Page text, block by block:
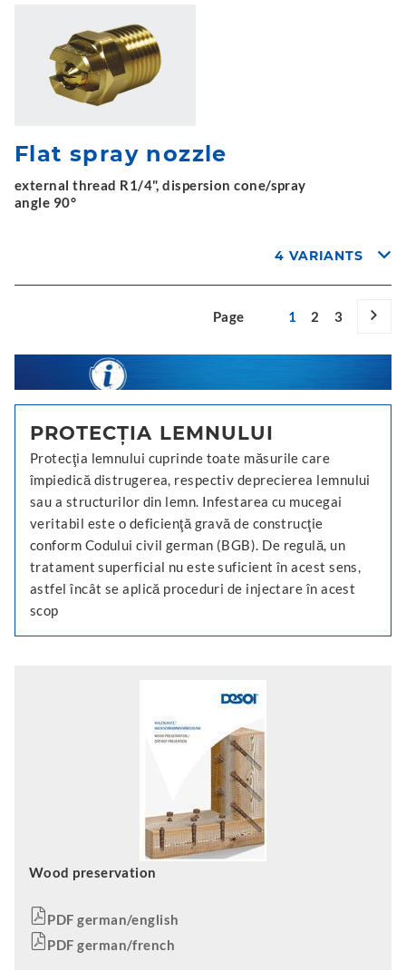
Flat spray nozzle
external thread R1/4", dispersion cone/spray
angle 90°
4 VARIANTS
Page 1 2 3
PROTECŢIA LEMNULUI
Protecţia lemnului cuprinde toate măsurile care
împiedică distrugerea, respectiv deprecierea lemnului
sau a structurilor din lemn. Infestarea cu mucegai
veritabil este o deficienţă gravă de construcţie
conform Codului civil german (BGB). De regulă, un
tratament superficial nu este suficient în acest sens,
astfel încât se aplică proceduri de injectare în acest
scop
Wood preservation
PDF german/english
PDF german/french